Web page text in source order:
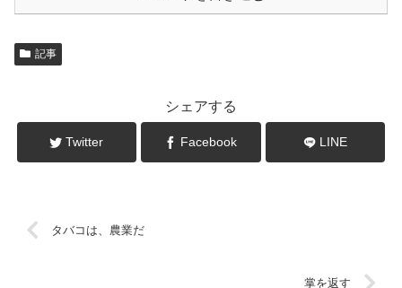
記事
シェアする
Twitter Facebook LINE
タバコは、農業だ
掌を返す